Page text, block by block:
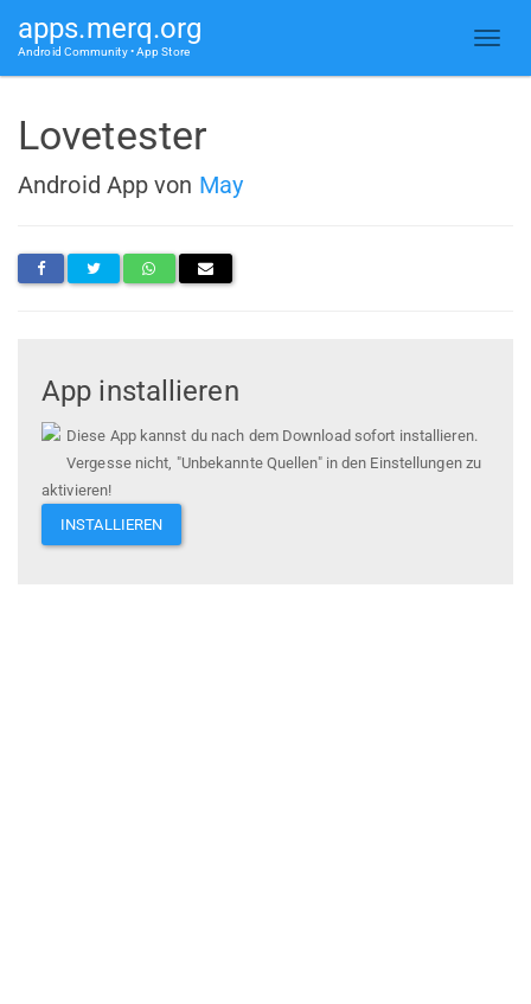
apps.merq.org
Android Community • App Store
Lovetester
Android App von May
App installieren
Diese App kannst du nach dem Download sofort installieren.
Vergesse nicht, "Unbekannte Quellen" in den Einstellungen zu
aktivieren!
INSTALLIEREN